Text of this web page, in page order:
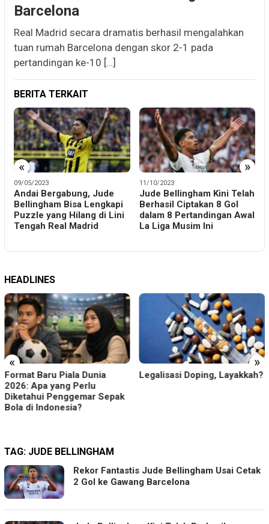
Barcelona
Real Madrid secara dramatis berhasil mengalahkan
tuan rumah Barcelona dengan skor 2-1 pada
pertandingan ke-10 […]
BERITA TERKAIT
« »
09/05/2023
Andai Bergabung, Jude
Bellingham Bisa Lengkapi
Puzzle yang Hilang di Lini
Tengah Real Madrid
11/10/2023
Jude Bellingham Kini Telah
Berhasil Ciptakan 8 Gol
dalam 8 Pertandingan Awal
La Liga Musim Ini
HEADLINES
« »
Format Baru Piala Dunia
2026: Apa yang Perlu
Diketahui Penggemar Sepak
Bola di Indonesia?
Legalisasi Doping, Layakkah?
TAG: JUDE BELLINGHAM
Rekor Fantastis Jude Bellingham Usai Cetak
2 Gol ke Gawang Barcelona